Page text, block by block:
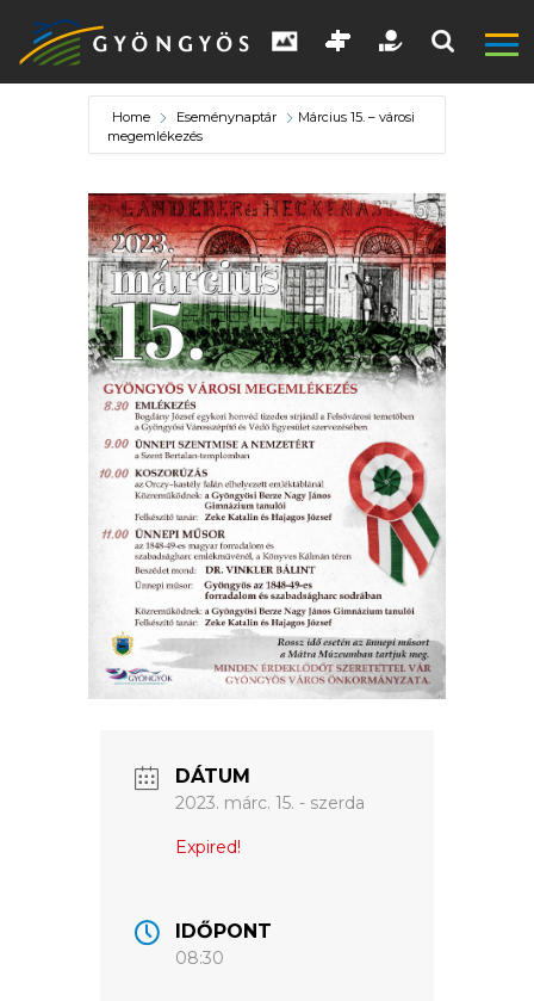
VÁROS
LÁTVÁNYOSSÁGOK
GYÖNGYÖS
ÉRTÉKTÁRA
VÁROSUNKRÓL
LAKOSSÁGI
HASZNOS
Home Eseménynaptár
Március 15. – városi
megemlékezés
DÁTUM
2023. márc. 15. - szerda
Expired!
IDŐPONT
08:30